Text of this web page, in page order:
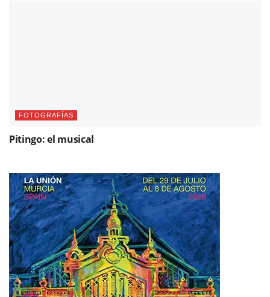
FOTOGRAFÍAS
Pitingo: el musical